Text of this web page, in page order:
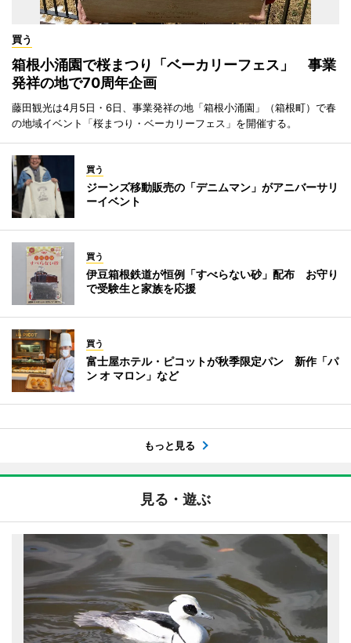
買う
箱根小涌園で桜まつり「ベーカリーフェス」 事業
発祥の地で70周年企画
藤田観光は4月5日・6日、事業発祥の地「箱根小涌園」（箱根町）で春
の地域イベント「桜まつり・ベーカリーフェス」を開催する。
買う
ジーンズ移動販売の「デニムマン」がアニバーサリ
ーイベント
買う
伊豆箱根鉄道が恒例「すべらない砂」配布 お守り
で受験生と家族を応援
買う
富士屋ホテル・ピコットが秋季限定パン 新作「パ
ン オ マロン」など
もっと見る
見る・遊ぶ